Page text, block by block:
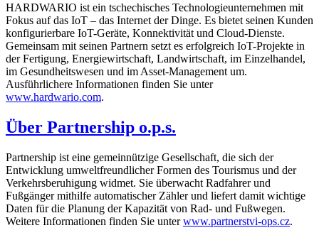
HARDWARIO ist ein tschechisches Technologieunternehmen mit
Fokus auf das IoT – das Internet der Dinge. Es bietet seinen Kunden
konfigurierbare IoT-Geräte, Konnektivität und Cloud-Dienste.
Gemeinsam mit seinen Partnern setzt es erfolgreich IoT-Projekte in
der Fertigung, Energiewirtschaft, Landwirtschaft, im Einzelhandel,
im Gesundheitswesen und im Asset-Management um.
Ausführlichere Informationen finden Sie unter
www.hardwario.com.
Über Partnership o.p.s.
Partnership ist eine gemeinnützige Gesellschaft, die sich der
Entwicklung umweltfreundlicher Formen des Tourismus und der
Verkehrsberuhigung widmet. Sie überwacht Radfahrer und
Fußgänger mithilfe automatischer Zähler und liefert damit wichtige
Daten für die Planung der Kapazität von Rad- und Fußwegen.
Weitere Informationen finden Sie unterwww.partnerstvi-ops.cz.